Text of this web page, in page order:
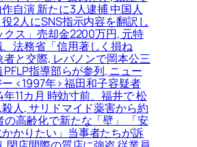
自演 新たに3人逮捕 中国人
2人にSNS指示内容を翻訳し
クス」売却金2200万円, 元特
法務省「信用著しく損ね
者と交際, レバノンで岡本公三
指導部らが参列, ニュー
<1997年> 福田和子容疑者
年11カ月 時効寸前、福井で 松
人, サリドマイド薬害から約
の高齢化で新たな「壁」 「安
かりたい」当事者たちが訴